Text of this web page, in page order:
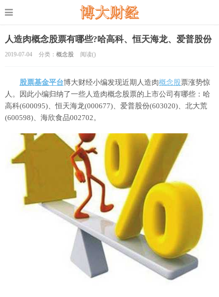
人造肉概念股票有哪些?哈高科、恒天海龙、爱普股份
2019-07-04 分类： 概念股 阅读()
股票基金平台博大财经小编发现近期人造肉概念股票涨势惊
人。因此小编归纳了一些人造肉概念股票的上市公司有哪些：哈
高科(600095)、恒天海龙(000677)、爱普股份(603020)、北大荒
(600598)、海欣食品002702。